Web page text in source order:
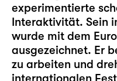
experimentierte
Interaktivität. Sein
wurde mit dem
ausgezeichnet. Er
zu arbeiten und